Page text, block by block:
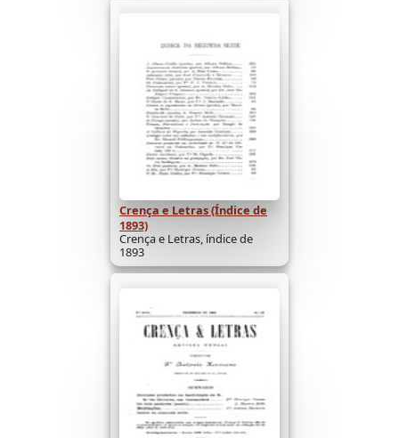
Crença e Letras (Índice de
1893)
Crença e Letras, índice de
1893